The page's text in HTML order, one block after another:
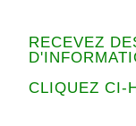
RECEVEZ
CLIQUEZ CI-